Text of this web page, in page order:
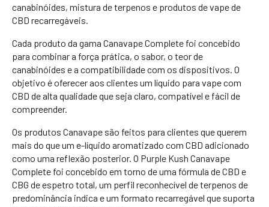
canabinóides, mistura de terpenos e produtos de vape de
CBD recarregáveis.
Cada produto da gama Canavape Complete foi concebido
para combinar a força prática, o sabor, o teor de
canabinóides e a compatibilidade com os dispositivos. O
objetivo é oferecer aos clientes um líquido para vape com
CBD de alta qualidade que seja claro, compatível e fácil de
compreender.
Os produtos Canavape são feitos para clientes que querem
mais do que um e-líquido aromatizado com CBD adicionado
como uma reflexão posterior. O Purple Kush Canavape
Complete foi concebido em torno de uma fórmula de CBD e
CBG de espetro total, um perfil reconhecível de terpenos de
predominância indica e um formato recarregável que suporta